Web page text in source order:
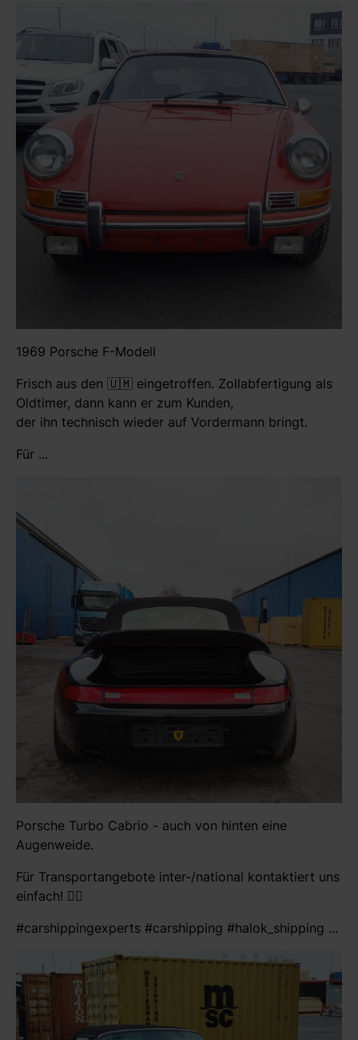
1969 Porsche F-Modell
Frisch aus den 🇺🇲 eingetroffen. Zollabfertigung als
Oldtimer, dann kann er zum Kunden,
der ihn technisch wieder auf Vordermann bringt.
Für ...
Porsche Turbo Cabrio - auch von hinten eine
Augenweide.
Für Transportangebote inter-/national kontaktiert uns
einfach! 👍🏻
#carshippingexperts #carshipping #halok_shipping ...